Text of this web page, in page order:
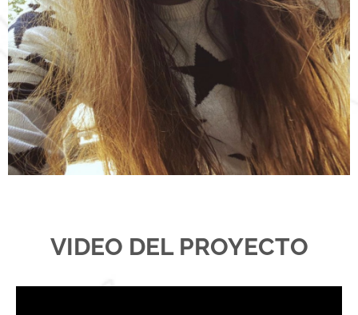
VIDEO DEL PROYECTO